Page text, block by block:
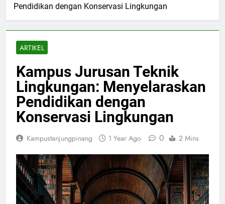
Pendidikan dengan Konservasi Lingkungan
ARTIKEL
Kampus Jurusan Teknik
Lingkungan: Menyelaraskan
Pendidikan dengan
Konservasi Lingkungan
Kampustanjungpinang 1 Year Ago 0 2 Mins